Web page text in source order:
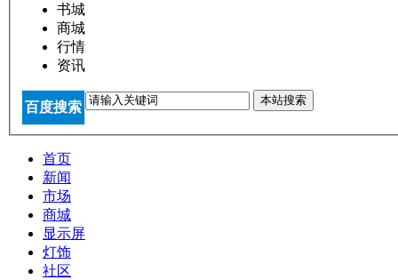
书城
商城
行情
资讯
百度搜索 本站搜索
首页
新闻
市场
商城
显示屏
灯饰
社区